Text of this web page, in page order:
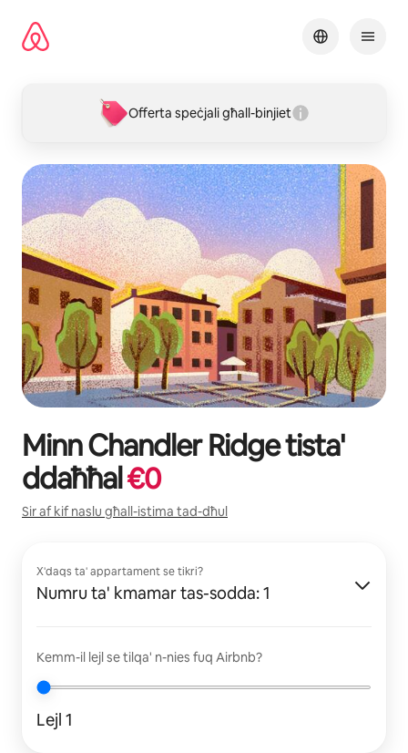
għall-
kontenut
Offerta speċjali għall-binjiet
MinnChandler Ridgetista'
ddaħħal€0
Sir af kif naslu għall-istima tad-dħul
X'daqs ta' appartament se tikri?
Numru ta' kmamar tas-sodda: 1
Kemm-il lejl se tilqa' n-nies fuq Airbnb?
Lejl 1